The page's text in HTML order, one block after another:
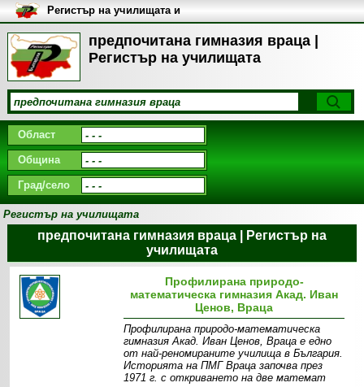
предпочитана гимназия враца |
Регистър на училищата
Регистър на училищата и
университетите в България
Област
Община
Град/село
Регистър на училищата
предпочитана гимназия враца | Регистър на
училищата
Профилирана природо-
математическа гимназия Акад. Иван
Ценов, Враца
Профилирана природо-математическа
гимназия Акад. Иван Ценов, Враца е едно
от най-реномираните училища в България.
Историята на ПМГ Враца започва през
1971 г. с откриването на две математ